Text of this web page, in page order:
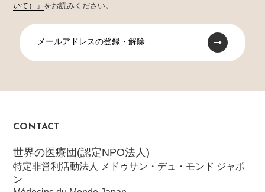
いて）」 をお読みください。
メールアドレスの登録・解除
CONTACT
世界の医療団(認定NPO法人)
特定非営利活動法人 メドゥサン・デュ・モンド ジャポ
ン